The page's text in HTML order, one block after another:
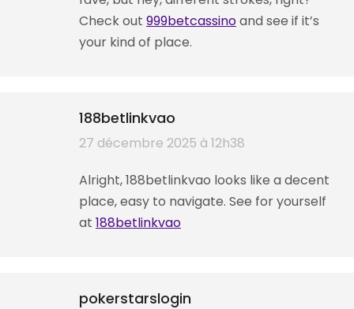
Check out 999betcassinoand see if it’s
your kind of place.
188betlinkvao
dit
27 décembre 2025 à 12h38
Alright, 188betlinkvao looks like a decent
place, easy to navigate. See for yourself
at 188betlinkvao
pokerstarslogin